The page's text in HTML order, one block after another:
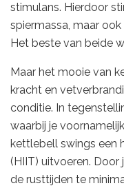
stimulans. Hierdoor
spiermassa, maar
Het beste van beide
Maar het mooie van
kracht en
conditie. In
waarbij je
kettlebell swings een
(HIIT) uitvoeren.
de rusttijden te